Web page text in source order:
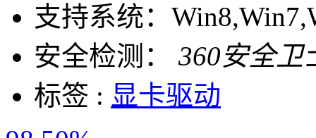
支持系统：
安全检测：
360安全卫
标签 : 显卡驱动